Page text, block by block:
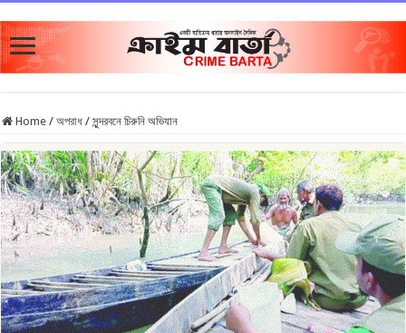
Home / অপরাধ / সুন্দরবনে চিরুনি অভিযান